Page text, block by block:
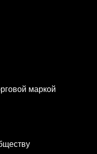
маркой